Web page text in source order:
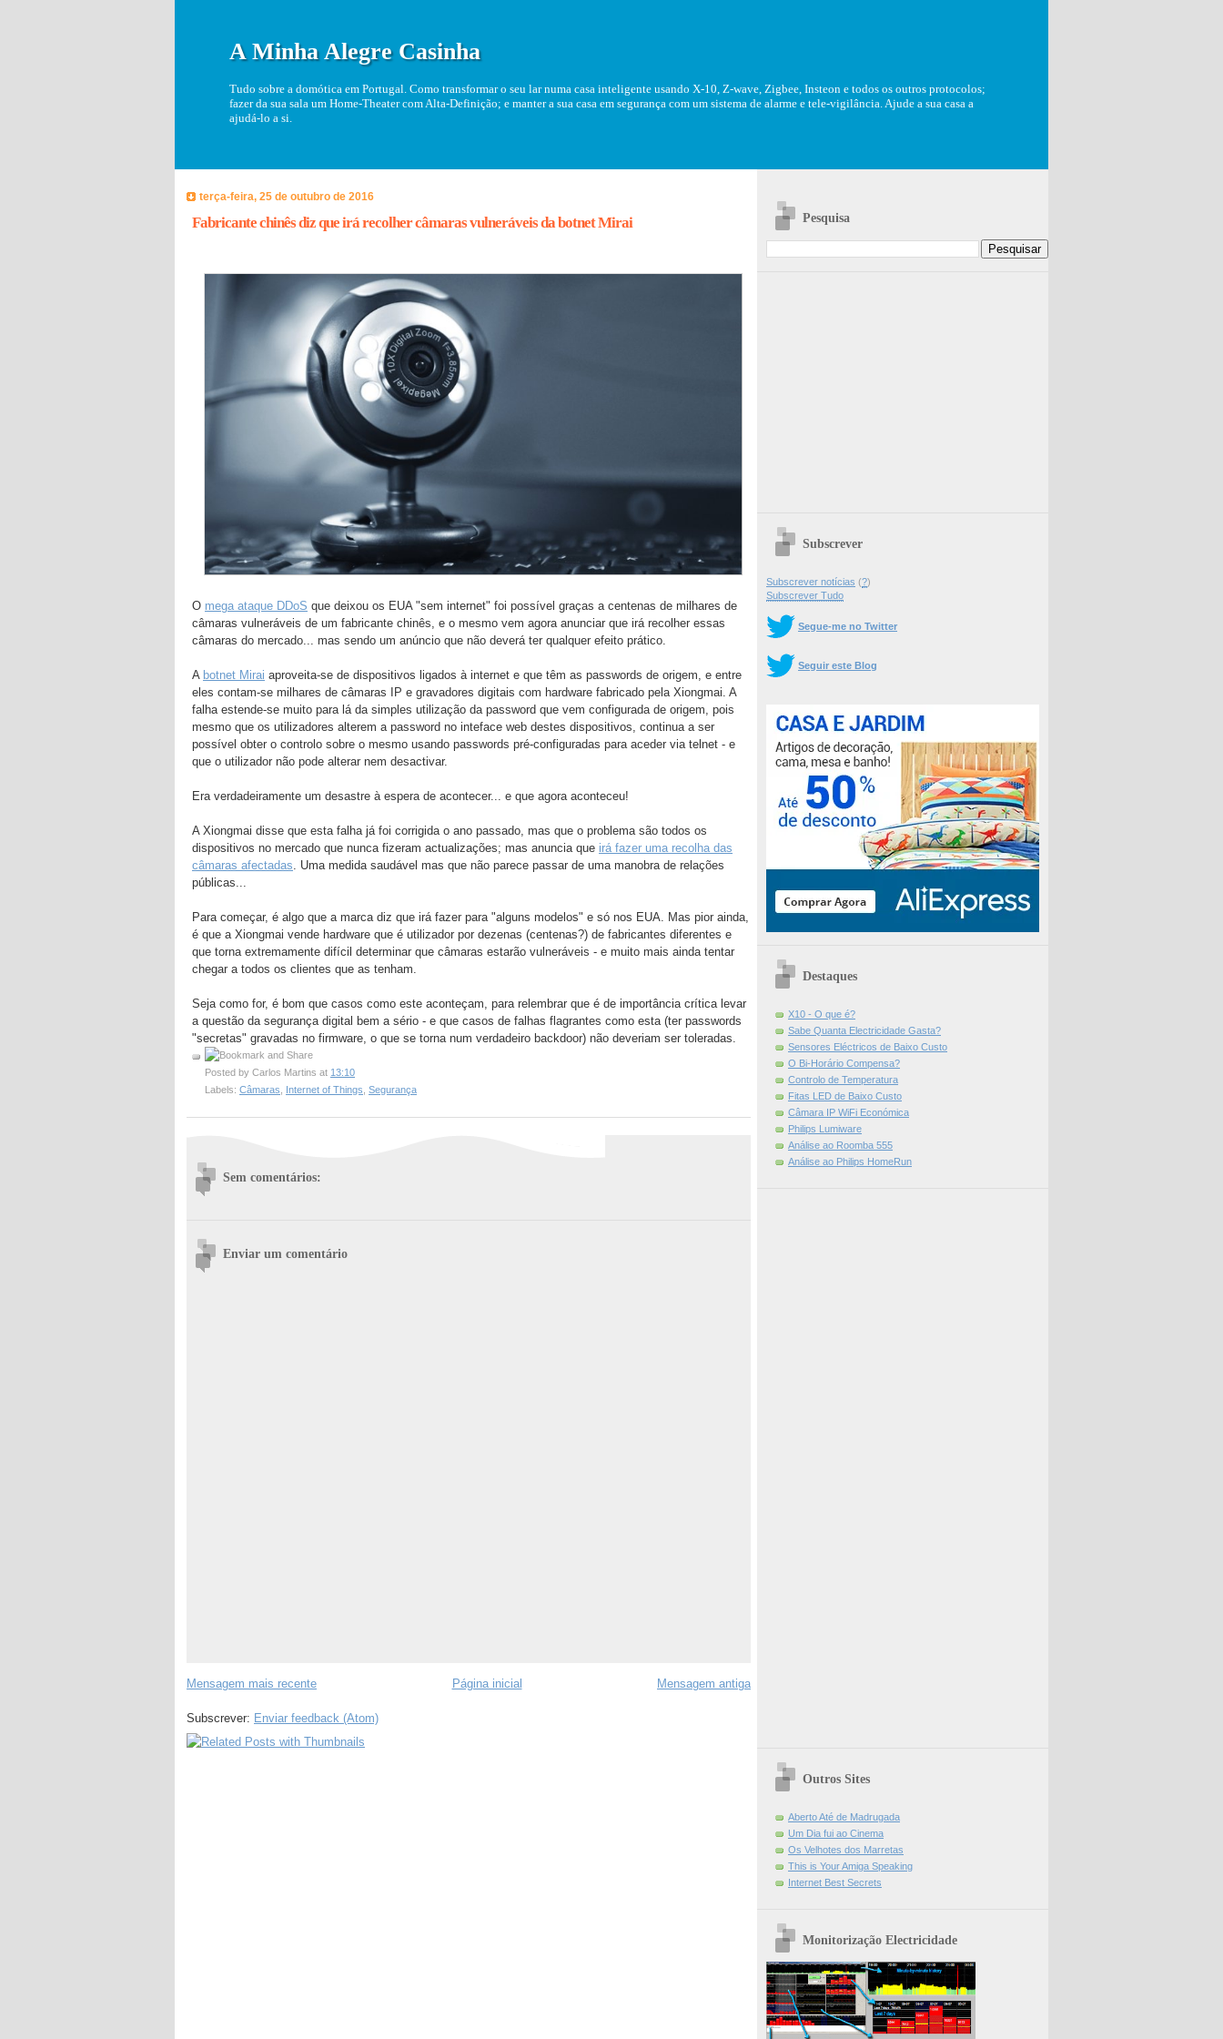
A Minha Alegre Casinha
Tudo sobre a domótica em Portugal. Como transformar o seu lar numa casa inteligente usando X-10, Z-wave, Zigbee, Insteon e todos os outros protocolos;
fazer da sua sala um Home-Theater com Alta-Definição; e manter a sua casa em segurança com um sistema de alarme e tele-vigilância. Ajude a sua casa a
ajudá-lo a si.
terça-feira, 25 de outubro de 2016
Fabricante chinês diz que irá recolher câmaras vulneráveis da botnet Mirai
O mega ataque DDoS que deixou os EUA "sem internet" foi possível graças a centenas de milhares de
câmaras vulneráveis de um fabricante chinês, e o mesmo vem agora anunciar que irá recolher essas
câmaras do mercado... mas sendo um anúncio que não deverá ter qualquer efeito prático.
A botnet Mirai aproveita-se de dispositivos ligados à internet e que têm as passwords de origem, e entre
eles contam-se milhares de câmaras IP e gravadores digitais com hardware fabricado pela Xiongmai. A
falha estende-se muito para lá da simples utilização da password que vem configurada de origem, pois
mesmo que os utilizadores alterem a password no inteface web destes dispositivos, continua a ser
possível obter o controlo sobre o mesmo usando passwords pré-configuradas para aceder via telnet - e
que o utilizador não pode alterar nem desactivar.
Era verdadeiramente um desastre à espera de acontecer... e que agora aconteceu!
A Xiongmai disse que esta falha já foi corrigida o ano passado, mas que o problema são todos os
dispositivos no mercado que nunca fizeram actualizações; mas anuncia que irá fazer uma recolha das
câmaras afectadas. Uma medida saudável mas que não parece passar de uma manobra de relações
públicas...
Para começar, é algo que a marca diz que irá fazer para "alguns modelos" e só nos EUA. Mas pior ainda,
é que a Xiongmai vende hardware que é utilizador por dezenas (centenas?) de fabricantes diferentes e
que torna extremamente difícil determinar que câmaras estarão vulneráveis - e muito mais ainda tentar
chegar a todos os clientes que as tenham.
Seja como for, é bom que casos como este aconteçam, para relembrar que é de importância crítica levar
a questão da segurança digital bem a sério - e que casos de falhas flagrantes como esta (ter passwords
"secretas" gravadas no firmware, o que se torna num verdadeiro backdoor) não deveriam ser toleradas.
Posted by Carlos Martins at 13:10
Labels: Câmaras, Internet of Things, Segurança
Sem comentários:
Enviar um comentário
Mensagem mais recente Mensagem antiga
Página inicial
Subscrever: Enviar feedback (Atom)
Pesquisa
Subscrever
Subscrever notícias (?)
Subscrever Tudo
Segue-me no Twitter
Seguir este Blog
Destaques
X10 - O que é?
Sabe Quanta Electricidade Gasta?
Sensores Eléctricos de Baixo Custo
O Bi-Horário Compensa?
Controlo de Temperatura
Fitas LED de Baixo Custo
Câmara IP WiFi Económica
Philips Lumiware
Análise ao Roomba 555
Análise ao Philips HomeRun
Outros Sites
Aberto Até de Madrugada
Um Dia fui ao Cinema
Os Velhotes dos Marretas
This is Your Amiga Speaking
Internet Best Secrets
Monitorização Electricidade